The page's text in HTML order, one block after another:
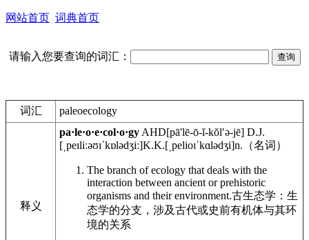
网站首页 词典首页
请输入您要查询的词汇：
词汇 paleoecology
释义
pa·le·o·e·col·o·gy AHD[pā'lē-ō-ĭ-kŏlʹə-jē] D.J.
[ˌpeɪliːəʊɪˈkɒlədʒiː]K.K.[ˌpelioɪˈkɑlədʒi]n. （名词）
The branch of ecology that deals with the
interaction between ancient or prehistoric
organisms and their environment.古生态学：生
态学的分支，涉及古代或史前有机体与其环
境的关系